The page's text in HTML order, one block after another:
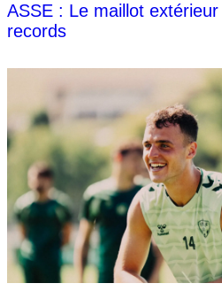
ASSE : Le maillot
records